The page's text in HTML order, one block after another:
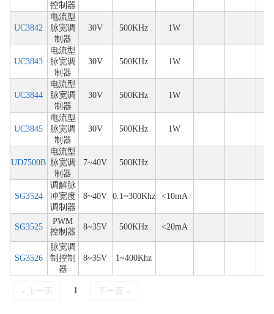
控制器
UC3842
电流型
脉宽调
制器
30V 500KHz 1W
UC3843
电流型
脉宽调
制器
30V 500KHz 1W
UC3844
电流型
脉宽调
制器
30V 500KHz 1W
UC3845
电流型
脉宽调
制器
30V 500KHz 1W
UD7500B
电流型
脉宽调
制器
7~40V 500KHz
SG3524
调解脉
冲宽度
调制器
8~40V 0.1~300Khz <10mA
SG3525
PWM
控制器
8~35V 500KHz <20mA
SG3526
脉宽调
制控制
器
8~35V 1~400Khz
« 上一页 1 下一页 »